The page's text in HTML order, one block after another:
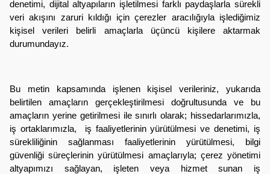
denetimi, dijital altyapıların işletilmesi farklı paydaşlarla sürekli
veri akışını zaruri kıldığı için çerezler aracılığıyla işlediğimiz
kişisel verileri belirli amaçlarla üçüncü kişilere aktarmak
durumundayız.
Bu metin kapsamında işlenen kişisel verileriniz, yukarıda
belirtilen amaçların gerçekleştirilmesi doğrultusunda ve bu
amaçların yerine getirilmesi ile sınırlı olarak; hissedarlarımızla,
iş ortaklarımızla, iş faaliyetlerinin yürütülmesi ve denetimi, iş
sürekliliğinin sağlanması faaliyetlerinin yürütülmesi, bilgi
güvenliği süreçlerinin yürütülmesi amaçlarıyla; çerez yönetimi
altyapımızı sağlayan, işleten veya hizmet sunan iş